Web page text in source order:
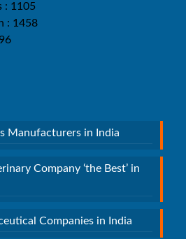
: 1105
: 1458
Manufacturers in India
Company ‘the Best’ in
Companies in India